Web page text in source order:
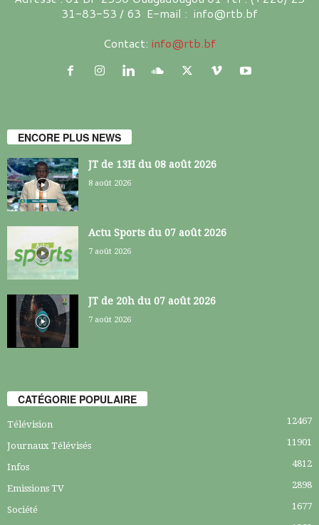
31-83-53 / 63 E-mail : info@rtb.bf
Contact: info@rtb.bf
ENCORE PLUS NEWS
JT de 13H du 08 août 2026
8 août 2026
Actu Sports du 07 août 2026
7 août 2026
JT de 20h du 07 août 2026
7 août 2026
CATÉGORIE POPULAIRE
Télévision 12467
Journaux Télévisés 11901
Infos 4812
Emissions TV 2898
Société
1677